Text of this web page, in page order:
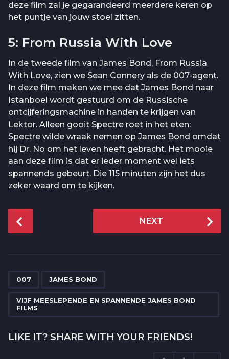
deze film zal je gegarandeerd meerdere keren op
het puntje van jouw stoel zitten.
5: From Russia With Love
In de tweede film van James Bond, From Russia
With Love, zien we Sean Connery als de 007-agent.
In deze film maken we mee dat James Bond naar
Istanboel wordt gestuurd om de Russische
ontcijferingsmachine in handen te krijgen van
Lektor. Alleen gooit Spectre roet in het eten:
Spectre wilde wraak nemen op James Bond omdat
hij Dr. No om het leven heeft gebracht. Het mooie
aan deze film is dat er ieder moment wel iets
spannends gebeurt. Die 115 minuten zijn het dus
zeker waard om te kijken.
o
a
NEXT
007 JAMES BOND
VIJF MEESLEPENDE EN SPANNENDE JAMES BOND
FILMS
LIKE IT? SHARE WITH YOUR FRIENDS!